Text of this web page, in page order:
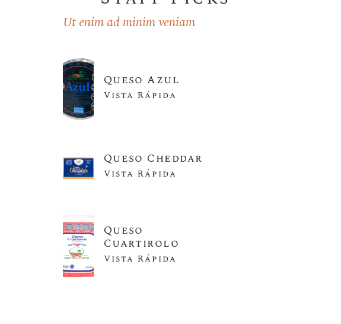
Ut enim ad minim veniam
Queso Azul
Vista Rápida
Queso Cheddar
Vista Rápida
Queso
Cuartirolo
Vista Rápida